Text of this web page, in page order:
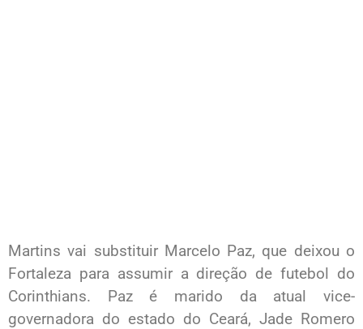
Martins vai substituir Marcelo Paz, que deixou o
Fortaleza para assumir a direção de futebol do
Corinthians. Paz é marido da atual vice-
governadora do estado do Ceará, Jade Romero